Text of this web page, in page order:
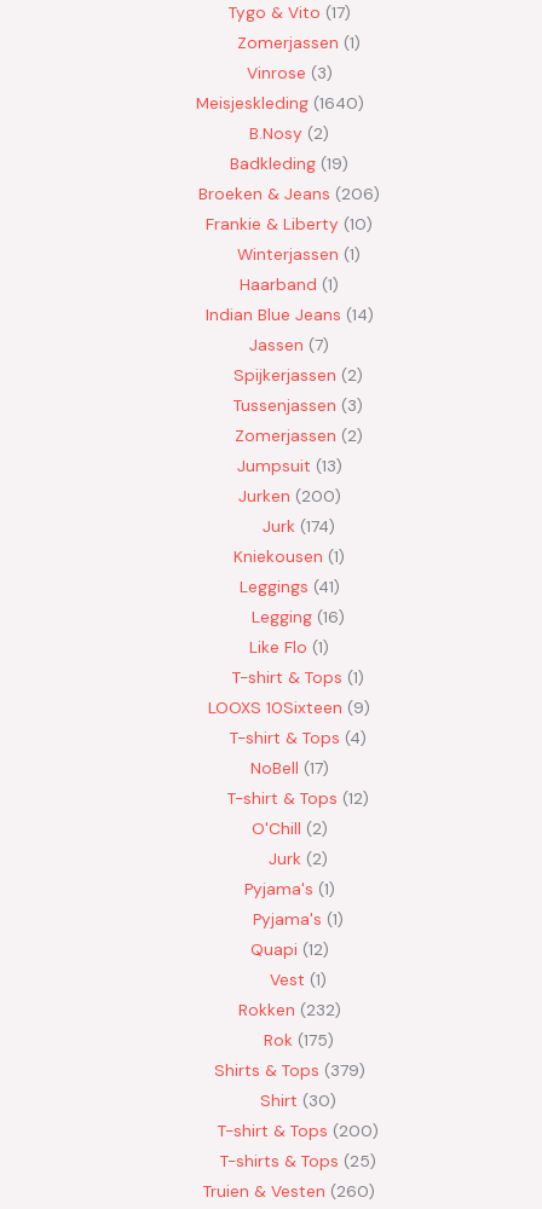
Tygo & Vito 17
Zomerjassen 1
Vinrose 3
Meisjeskleding 1640
B.Nosy
2
Badkleding 19
Broeken & Jeans
206
Frankie & Liberty 10
Winterjassen 1
Haarband 1
Indian Blue Jeans 14
Jassen 7
Spijkerjassen
2
Tussenjassen
3
Zomerjassen 2
Jumpsuit 13
Jurken 200
Jurk 174
Kniekousen 1
Leggings 41
Legging 16
Like Flo 1
T-shirt & Tops 1
LOOXS 10Sixteen
9
T-shirt & Tops 4
NoBell 17
T-shirt & Tops 12
O'Chill 2
Jurk 2
Pyjama's 1
Pyjama's 1
Quapi 12
Vest 1
Rokken 232
Rok 175
Shirts & Tops 379
Shirt
30
T-shirt & Tops
200
T-shirts & Tops
25
Truien & Vesten
260